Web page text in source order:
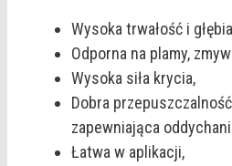
Wysoka trwałość i
Odporna na plamy,
Wysoka siła krycia,
Dobra
zapewniająca
Łatwa w aplikacji,